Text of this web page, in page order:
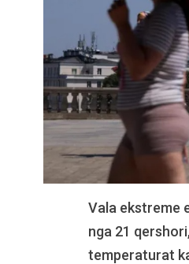
Vala ekstreme
nga 21
temperaturat